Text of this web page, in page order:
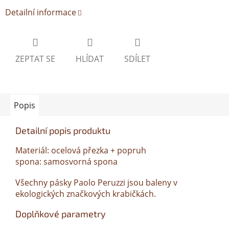
Detailní informace
ZEPTAT SE HLÍDAT SDÍLET
Popis
Detailní popis produktu
Materiál: ocelová přezka + popruh
spona: samosvorná spona
Všechny pásky Paolo Peruzzi jsou baleny v
ekologických značkových krabičkách.
Doplňkové parametry